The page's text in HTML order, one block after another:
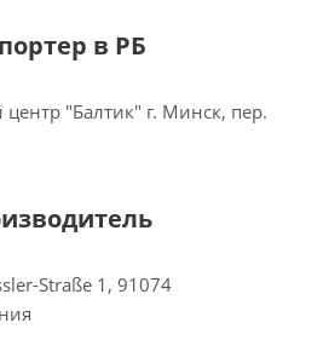
в РБ
"Балтик" г. Минск, пер.
Straße 1, 91074